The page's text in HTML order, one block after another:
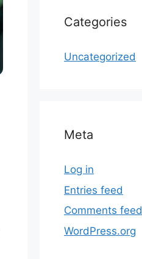
Categories
Uncategorized
Meta
Log in
Entries feed
Comments feed
WordPress.org